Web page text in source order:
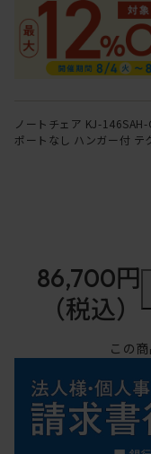
ノートチェア KJ-
ポートなし ハンガー付 テ
86,700円
（税込）
この